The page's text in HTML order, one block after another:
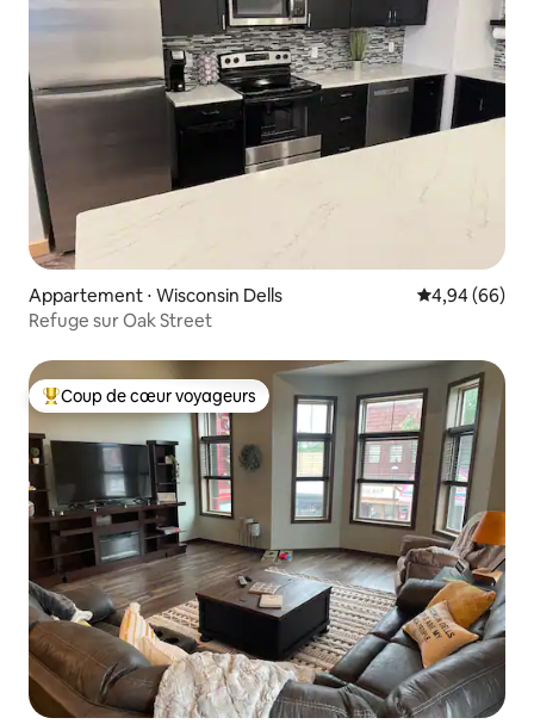
Appartement ⋅ Wisconsin Dells Évaluation
4,94 (66)
Refuge sur Oak Street
Coups de cœur voyageurs les plus appréciés
Coup de cœur voyageurs